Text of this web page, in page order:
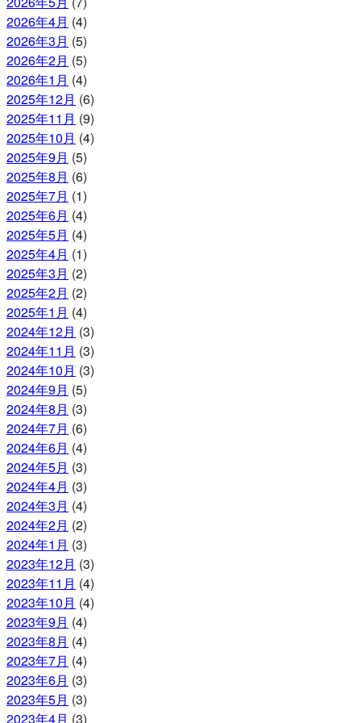
2026年4月 (4)
2026年3月 (5)
2026年2月 (5)
2026年1月 (4)
2025年12月 (6)
2025年11月 (9)
2025年10月 (4)
2025年9月 (5)
2025年8月 (6)
2025年7月 (1)
2025年6月 (4)
2025年5月 (4)
2025年4月 (1)
2025年3月 (2)
2025年2月 (2)
2025年1月 (4)
2024年12月 (3)
2024年11月 (3)
2024年10月 (3)
2024年9月 (5)
2024年8月 (3)
2024年7月 (6)
2024年6月 (4)
2024年5月 (3)
2024年4月 (3)
2024年3月 (4)
2024年2月 (2)
2024年1月 (3)
2023年12月 (3)
2023年11月 (4)
2023年10月 (4)
2023年9月 (4)
2023年8月 (4)
2023年7月 (4)
2023年6月 (3)
2023年5月 (3)
2023年4月 (3)